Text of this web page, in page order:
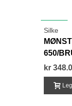
Silke
650/
kr